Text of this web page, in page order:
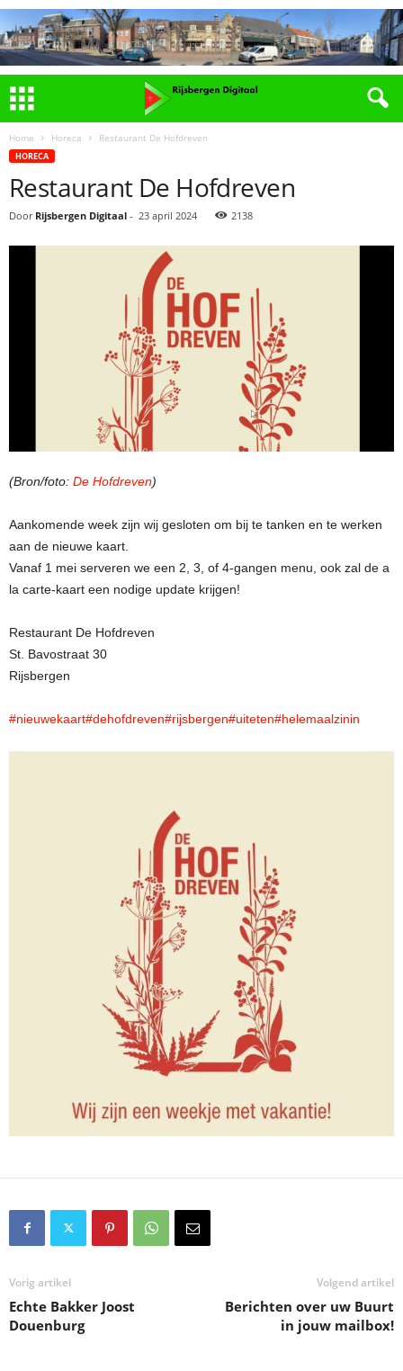
Home Horeca Restaurant De Hofdreven
HORECA
Restaurant De Hofdreven
Door Rijsbergen Digitaal - 23 april 2024 2138
(Bron/foto: De Hofdreven)
Aankomende week zijn wij gesloten om bij te tanken en te werken
aan de nieuwe kaart.
Vanaf 1 mei serveren we een 2, 3, of 4-gangen menu, ook zal de a
la carte-kaart een nodige update krijgen!
Restaurant De Hofdreven
St. Bavostraat 30
Rijsbergen
#nieuwekaart#dehofdreven#rijsbergen#uiteten#helemaalzinin
Vorig artikel
Echte Bakker Joost
Douenburg
Volgend artikel
Berichten over uw Buurt
in jouw mailbox!